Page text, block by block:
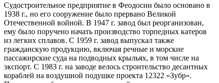
Судостроительное предприятие в Феодосии было основано в
1938 г., но его сооружение было прервано Великой
Отечественной войной. В 1947 г. завод был реорганизован,
ему было поручено начать производство торпедных катеров
из легких сплавов. С 1959 г. завод выпускал также
гражданскую продукцию, включая речные и морские
пассажирские суда на подводных крыльях, в том числе на
экспорт. С 1983 г. на заводе велось строительство десантных
кораблей на воздушной подушке проекта 12322 «Зубр».